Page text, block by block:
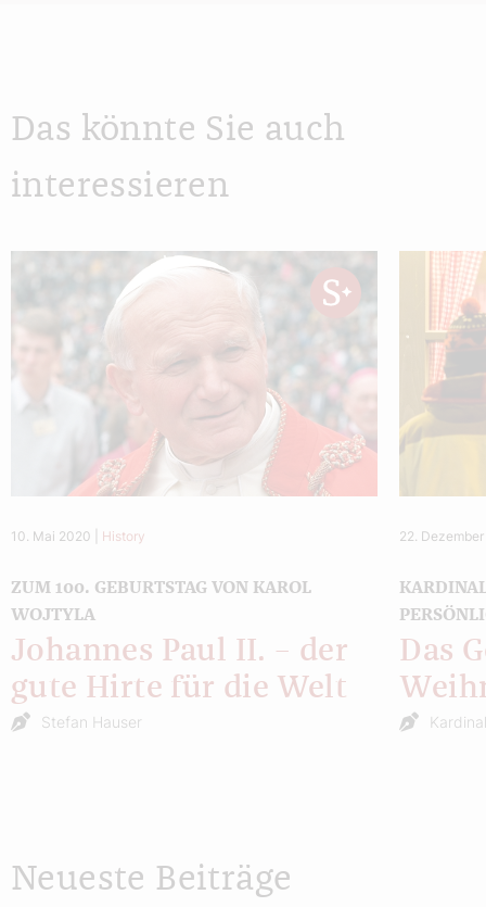
Das könnte Sie auch
interessieren
10. Mai 2020 History
ZUM 100. GEBURTSTAG VON KAROL
WOJTYLA
Johannes Paul II. – der
gute Hirte für die Welt
Stefan Hauser
22.
Das
Neueste Beiträge